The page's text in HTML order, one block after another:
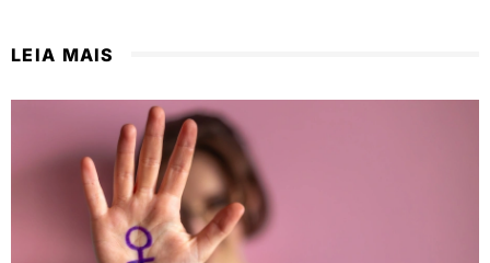
LEIA MAIS